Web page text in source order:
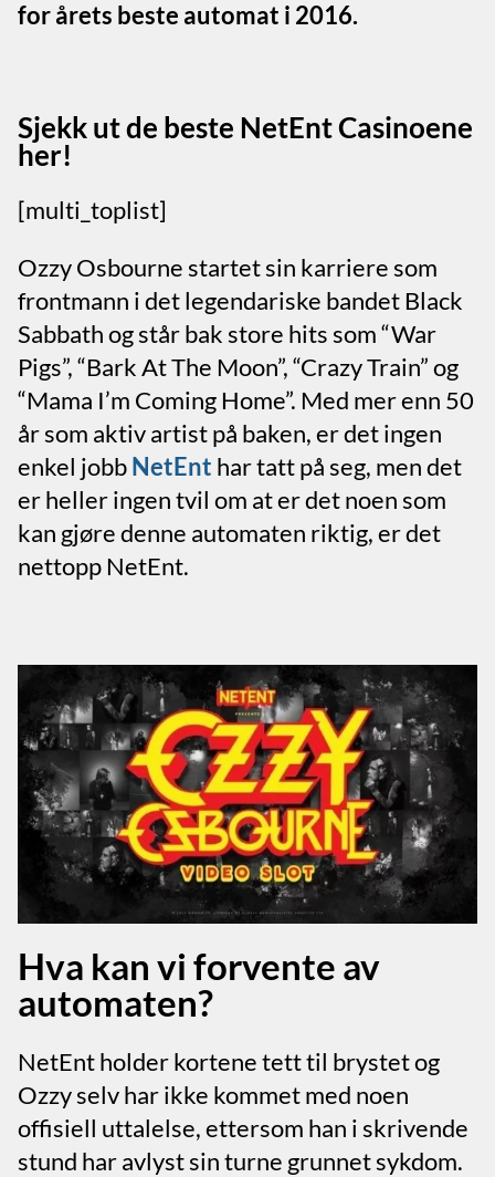
for årets beste automat i 2016.
Sjekk ut de beste NetEnt Casinoene
her!
[multi_toplist]
Ozzy Osbourne startet sin karriere som
frontmann i det legendariske bandet Black
Sabbath og står bak store hits som “War
Pigs”, “Bark At The Moon”, “Crazy Train” og
“Mama I’m Coming Home”. Med mer enn 50
år som aktiv artist på baken, er det ingen
enkel jobbNetEnt har tatt på seg, men det
er heller ingen tvil om at er det noen som
kan gjøre denne automaten riktig, er det
nettopp NetEnt.
Hva kan vi forvente av
automaten?
NetEnt holder kortene tett til brystet og
Ozzy selv har ikke kommet med noen
offisiell uttalelse, ettersom han i skrivende
stund har avlyst sin turne grunnet sykdom.